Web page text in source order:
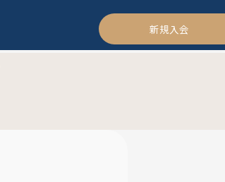
新規入会